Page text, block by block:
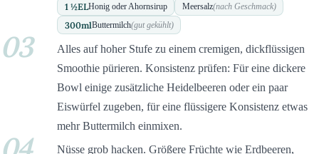
1 ½ELHonig oder Ahornsirup Meersalz(nach Geschmack)
300mlButtermilch(gut gekühlt)
03
Alles auf hoher Stufe zu einem cremigen, dickflüssigen
Smoothie pürieren. Konsistenz prüfen: Für eine dickere
Bowl einige zusätzliche Heidelbeeren oder ein paar
Eiswürfel zugeben, für eine flüssigere Konsistenz etwas
mehr Buttermilch einmixen.
Nüsse grob hacken. Größere Früchte wie Erdbeeren,